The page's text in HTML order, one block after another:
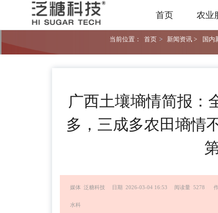
首页 农业
当前位置： 首页 > 新闻资讯 > 国内
广西土壤墒情简报：
多，三成多农田墒情
媒体 泛糖科技 日期 2026-03-04 16:53 阅读量 5278
水科